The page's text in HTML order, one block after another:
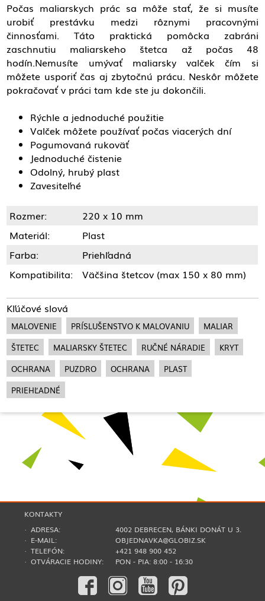
Počas maliarskych prác sa môže stať, že si musíte
urobiť prestávku medzi rôznymi pracovnými
činnosťami. Táto praktická pomôcka zabráni
zaschnutiu maliarskeho štetca až počas 48
hodín.Nemusíte umývať maliarsky valček čím si
môžete usporiť čas aj zbytočnú prácu. Neskôr môžete
pokračovať v práci tam kde ste ju dokončili.
Rýchle a jednoduché použitie
Valček môžete používať počas viacerých dní
Pogumovaná rukoväť
Jednoduché čistenie
Odolný, hrubý plast
Zavesiteľné
Rozmer:
220 x 10 mm
Materiál:
Plast
Farba:
Priehľadná
Kompatibilita:
Väčšina štetcov (max 150 x 80 mm)
Kľúčové slová
MALOVENIE PRÍSLUŠENSTVO K MALOVANIU
MALIAR
ŠTETEC
MALIARSKY ŠTETEC RUČNÉ NÁRADIE
KRYT
OCHRANA
PUZDRO OCHRANA
PLAST
PRIEHĽADNÉ
KONTAKTY
· ADRESA:
4002 DEBRECEN, BÁNKI DONÁT U 3.
· E-MAIL:
OBJEDNAVKA@GLOBIZ.SK
· TELEFÓN:
+421 948 900 452
· OTVÁRACIE HODINY:
PON - PIA: 8:00 - 16:30